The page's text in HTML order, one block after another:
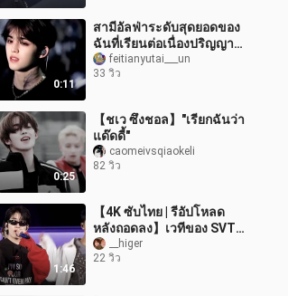
0:11
สามีอัลฟ่าระดับสุดยอดของ
ฉันที่เรียนต่อเนื่องปริญญา
โท-เอก
feitianyutai___un
33 วิว
0:25
【ชเว ซึงชอล】"เรียกฉันว่า
แด๊ดดี้"
caomeivsqiaokeli
82 วิว
1:46
【4K ซับไทย | รีอัปโหลด
หลังถอดลง】เวทีของ SVT
ชุบชีวิตเพลงให้ใหม่ไฉไล
กว่าเดิม | เพิ่งได้ดูเพลงนี้สดๆ
__higer
22 วิว